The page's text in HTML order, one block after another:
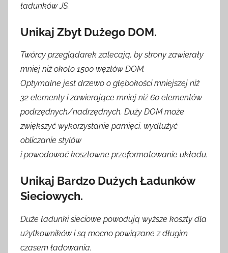
ładunków JS.
Unikaj Zbyt Dużego DOM.
Twórcy przeglądarek zalecają, by strony zawierały
mniej niż około 1500 węzłów DOM.
Optymalne jest drzewo o głębokości mniejszej niż
32 elementy i zawierające mniej niż 60 elementów
podrzędnych/nadrzędnych. Duży DOM może
zwiększyć wykorzystanie pamięci, wydłużyć
obliczanie stylów
i powodować kosztowne przeformatowanie układu.
Unikaj Bardzo Dużych Ładunków
Sieciowych.
Duże ładunki sieciowe powodują wyższe koszty dla
użytkowników i są mocno powiązane z długim
czasem ładowania.